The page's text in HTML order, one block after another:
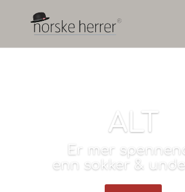
ALT
Er mer
enn sokker &